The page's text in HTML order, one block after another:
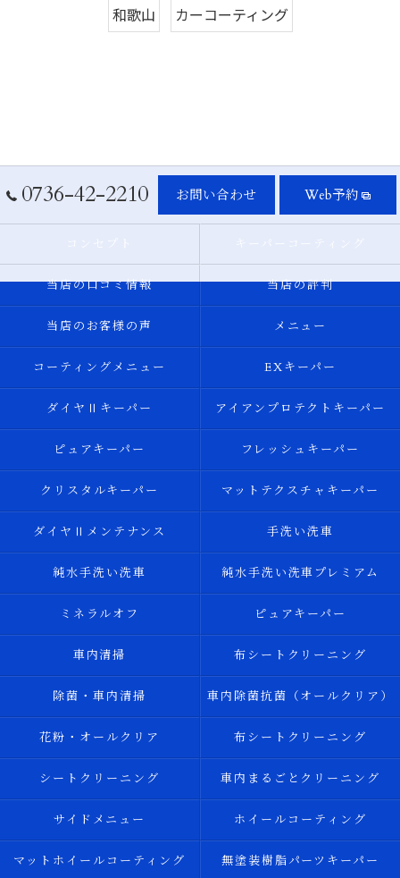
和歌山 カーコーティング
0736-42-2210 お問い合わせ Web予約
コンセプト キーパーコーティング
当店の口コミ情報 当店の評判
当店のお客様の声 メニュー
コーティングメニュー EXキーパー
ダイヤⅡキーパー アイアンプロテクトキーパー
ピュアキーパー フレッシュキーパー
クリスタルキーパー マットテクスチャキーパー
ダイヤⅡメンテナンス 手洗い洗車
純水手洗い洗車 純水手洗い洗車プレミアム
ミネラルオフ ピュアキーパー
車内清掃 布シートクリーニング
除菌・車内清掃 車内除菌抗菌（オールクリア）
花粉・オールクリア 布シートクリーニング
シートクリーニング 車内まるごとクリーニング
サイドメニュー ホイールコーティング
マットホイールコーティング 無塗装樹脂パーツキーパー